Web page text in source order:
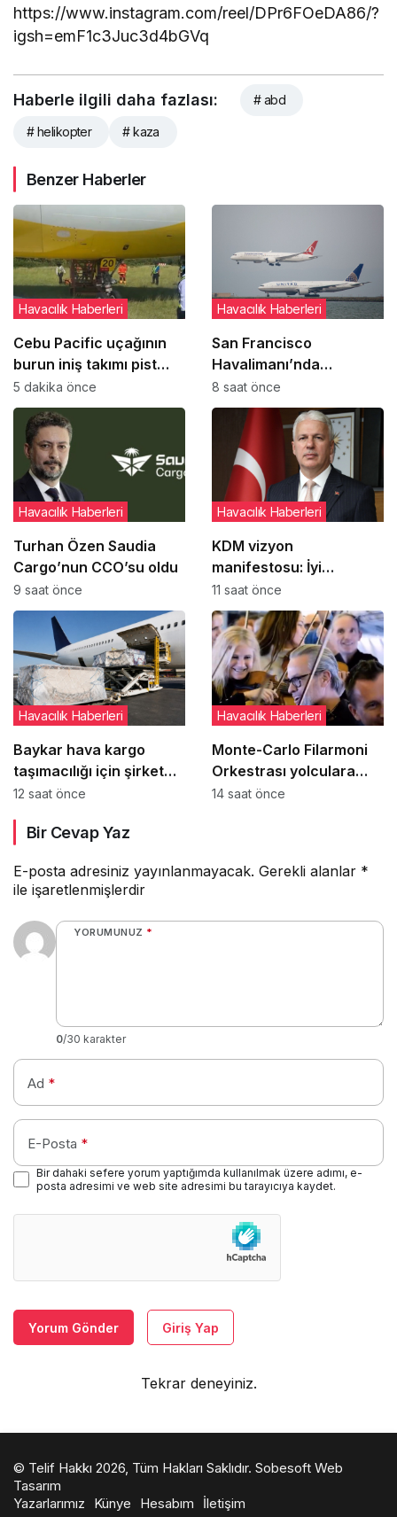
https://www.instagram.com/reel/DPr6FOeDA86/?
igsh=emF1c3Juc3d4bGVq
Haberle ilgili daha fazlası: # abd
# helikopter # kaza
Benzer Haberler
Cebu Pacific uçağının
burun iniş takımı pist
dönüşünde çim alana
çıktı
Havacılık Haberleri
5 dakika önce
San Francisco
Havalimanı’nda
uçakların paralel
pistlere inişleri 12
Ağustos’ta yeniden
başlıyor
Havacılık Haberleri
8 saat önce
Turhan Özen Saudia
Cargo’nun CCO’su oldu
Havacılık Haberleri
9 saat önce
KDM vizyon
manifestosu: İyi
yönetimi kişilere bağlı
olmaktan çıkarıp
kurumsal refleks haline
getirmek
Havacılık Haberleri
11 saat önce
Baykar hava kargo
taşımacılığı için şirket
kurmaya hazırlanıyor
Havacılık Haberleri
12 saat önce
Monte-Carlo Filarmoni
Orkestrası yolculara
uçakta sürpriz konser
Havacılık Haberleri
14 saat önce
Bir Cevap Yaz
E-posta adresiniz yayınlanmayacak. Gerekli alanlar *
ile işaretlenmişlerdir
YORUMUNUZ *
0/30 karakter
Ad *
E-Posta *
Bir dahaki sefere yorum yaptığımda kullanılmak üzere adımı, e-
posta adresimi ve web site adresimi bu tarayıcıya kaydet.
Yorum Gönder Giriş Yap
Tekrar deneyiniz.
© Telif Hakkı 2026, Tüm Hakları Saklıdır. Sobesoft Web
Tasarım
Yazarlarımız
Künye Hesabım İletişim